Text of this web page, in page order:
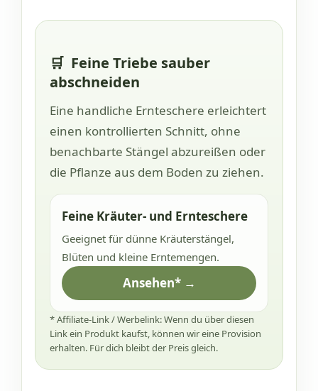
🛒 Feine Triebe sauber
abschneiden
Eine handliche Ernteschere erleichtert
einen kontrollierten Schnitt, ohne
benachbarte Stängel abzureißen oder
die Pflanze aus dem Boden zu ziehen.
Feine Kräuter- und Ernteschere
Geeignet für dünne Kräuterstängel,
Blüten und kleine Erntemengen.
Ansehen* →
* Affiliate-Link / Werbelink: Wenn du über diesen
Link ein Produkt kaufst, können wir eine Provision
erhalten. Für dich bleibt der Preis gleich.